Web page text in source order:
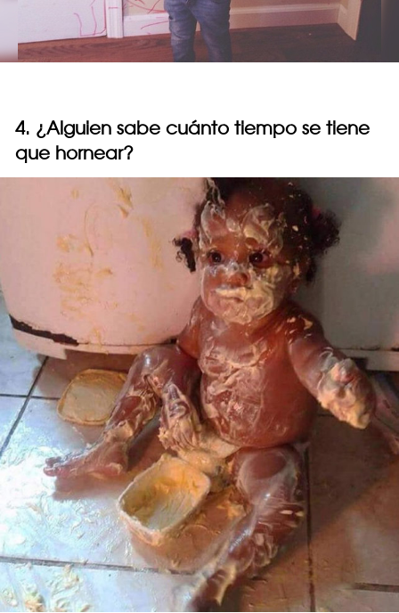
4. ¿Alguien sabe cuánto tiempo se tiene
que hornear?